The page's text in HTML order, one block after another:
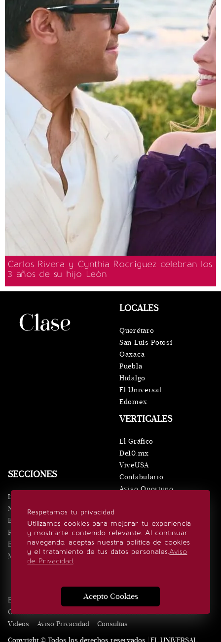
Carlos Rivera y Cynthia Rodríguez celebran los
3 años de su hijo León
Respetamos tu privacidad
Utilizamos cookies para mejorar tu experiencia
y mostrarte contenido relevante. Al continuar
navegando, aceptas nuestra política de cookies
y el tratamiento de tus datos personales.Aviso
de Privacidad.
Acepto Cookies
SECCIONES
Inicio
Noticias
Eventos
Realeza
Estilo de vida
Minuto x Minuto
VERTICALES
El Gráfico
De10.mx
ViveUSA
Confabulario
Aviso Oportuno
LOCALES
Querétaro
San Luis Potosí
Oaxaca
Puebla
Hidalgo
El Universal
Edomex
SÍGUENOS
Edición Impresa Noticias Quiénes somos
Contacto
Directorio Eventos Publicidad
Estilo de vida
Videos
Aviso Privacidad
Consultas
Copyright © Todos los derechos reservados | EL UNIVERSAL,